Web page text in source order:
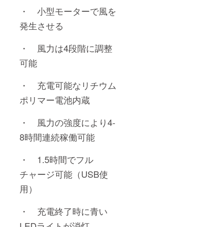
・ 小型モーターで風を
発生させる
・ 風力は4段階に調整
可能
・ 充電可能なリチウム
ポリマー電池内蔵
・ 風力の強度により4-
8時間連続稼働可能
・ 1.5時間でフル
チャージ可能（USB使
用）
・ 充電終了時に青い